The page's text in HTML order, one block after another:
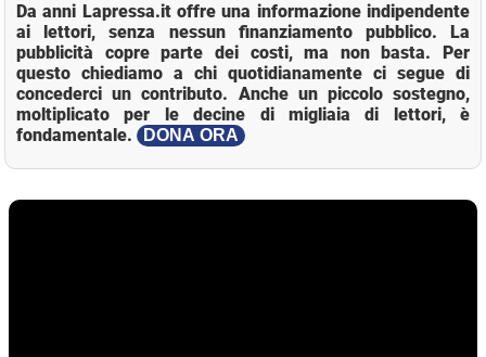
Da anni Lapressa.it offre una informazione indipendente
ai lettori, senza nessun finanziamento pubblico. La
pubblicità copre parte dei costi, ma non basta. Per
questo chiediamo a chi quotidianamente ci segue di
concederci un contributo. Anche un piccolo sostegno,
moltiplicato per le decine di migliaia di lettori, è
fondamentale.
DONA ORA